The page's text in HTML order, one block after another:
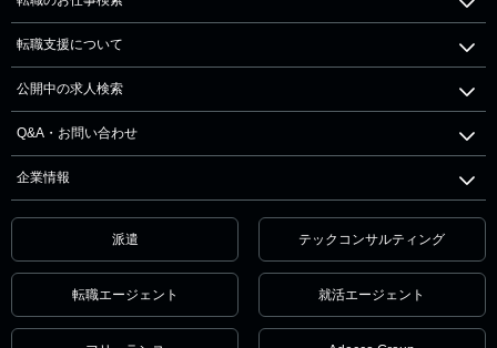
転職支援について
公開中の求人検索
Q&A・お問い合わせ
企業情報
派遣 テックコンサルティング
転職エージェント 就活エージェント